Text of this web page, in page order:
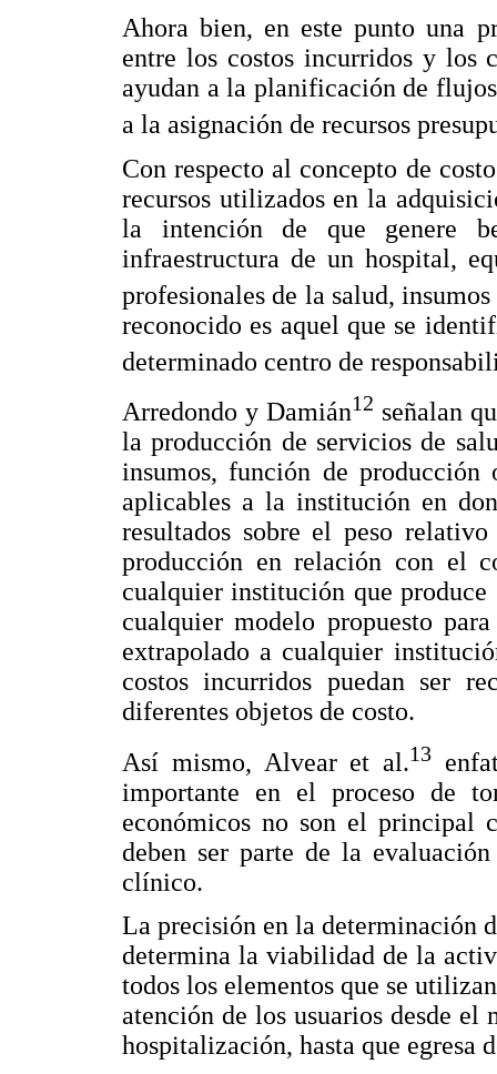
Ahora bien, en este punto una
entre los costos incurridos y los
ayudan a la planificación de
a la asignación de recursos
Con respecto al concepto de
recursos utilizados en la
la intención de que genere
infraestructura de un hospital,
profesionales de la salud,
reconocido es aquel que se
determinado centro de
Arredondo y Damián12 señalan
la producción de servicios de
insumos, función de
aplicables a la institución en
resultados sobre el peso
producción en relación con el
cualquier institución que produce
cualquier modelo propuesto
extrapolado a cualquier
costos incurridos puedan ser
diferentes objetos de costo.
Así mismo, Alvear et al.13
importante en el proceso de
económicos no son el principal
deben ser parte de la
clínico.
La precisión en la determinación
determina la viabilidad de la
todos los elementos que se
atención de los usuarios desde el
hospitalización, hasta que egresa